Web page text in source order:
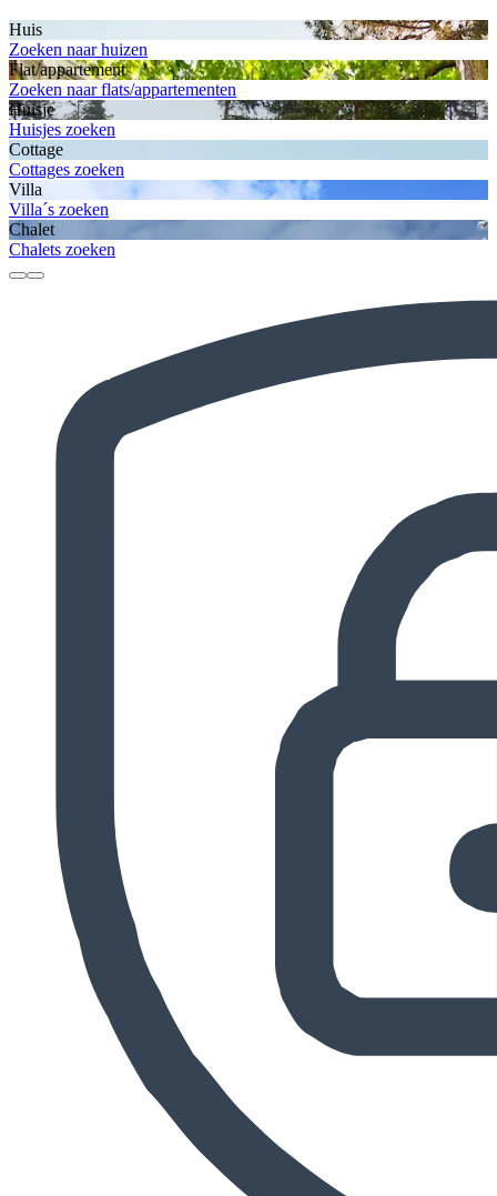
Huis
Zoeken naar huizen
Flat/appartement
Zoeken naar flats/appartementen
Huisje
Huisjes zoeken
Cottage
Cottages zoeken
Villa
Villa´s zoeken
Chalet
Chalets zoeken